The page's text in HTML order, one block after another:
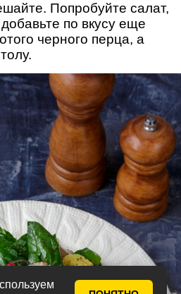
Попробуйте салат,
по вкусу еще
черного перца, а